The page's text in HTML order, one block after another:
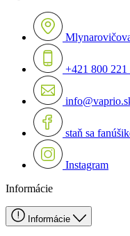
+421 800 221
staň sa
Instagram
Informácie
Informácie